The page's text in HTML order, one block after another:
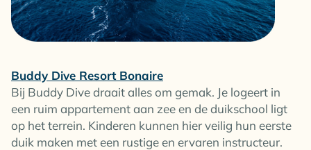
Buddy Dive Resort Bonaire
Bij Buddy Dive draait alles om gemak. Je logeert in
een ruim appartement aan zee en de duikschool ligt
op het terrein. Kinderen kunnen hier veilig hun eerste
duik maken met een rustige en ervaren instructeur.